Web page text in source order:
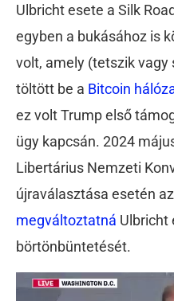
Ulbricht esete a Silk
egyben a bukásához is
volt, amely (tetszik
töltött be a Bitcoin
ez volt Trump első
ügy kapcsán. 2024
Libertárius Nemzeti
újraválasztása esetén
megváltoztatná Ulbricht
börtönbüntetését.
Videólejátszó